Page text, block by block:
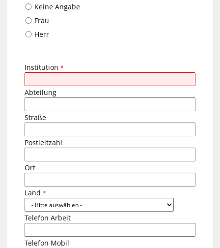
Keine Angabe
Frau
Herr
Institution *
Abteilung
Straße
Postleitzahl
Ort
Land *
Telefon Arbeit
Telefon Mobil